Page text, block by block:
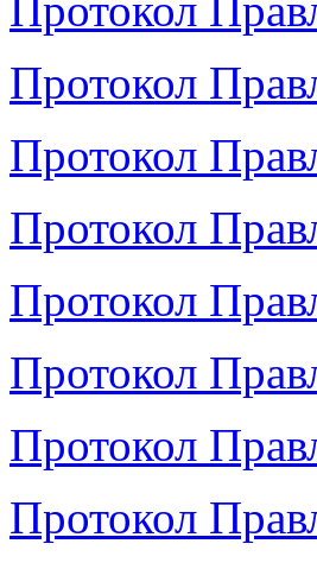
Протокол
Протокол
Протокол
Протокол
Протокол
Протокол
Протокол